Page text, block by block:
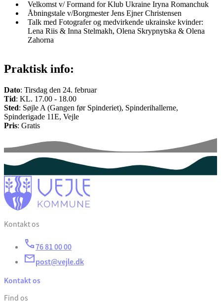
Velkomst v/ Formand for Klub Ukraine Iryna Romanchuk
Åbningstale v/Borgmester Jens Ejner Christensen
Talk med Fotografer og medvirkende ukrainske kvinder:
Lena Riis & Inna Stelmakh, Olena Skrypnytska & Olena
Zahorna
Praktisk info:
Dato: Tirsdag den 24. februar
Tid: KL. 17.00 - 18.00
Sted: Søjle A (Gangen før Spinderiet), Spinderihallerne,
Spinderigade 11E, Vejle
Pris: Gratis
Kontakt os
76 81 00 00
post@vejle.dk
Kontakt os
Find os